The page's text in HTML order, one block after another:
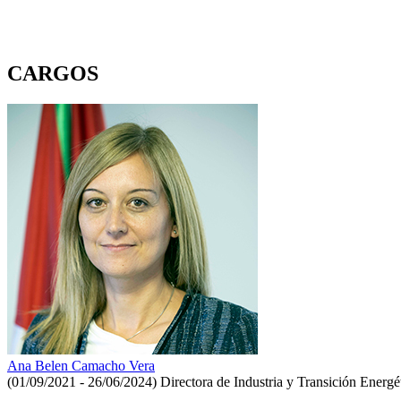
CARGOS
Ana Belen Camacho Vera
(01/09/2021 - 26/06/2024) Directora de Industria y Transición